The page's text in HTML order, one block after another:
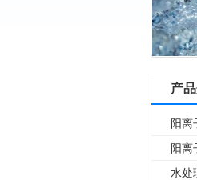
产
阳离
阳离
水处